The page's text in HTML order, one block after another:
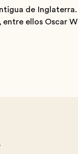
de
ellos Oscar